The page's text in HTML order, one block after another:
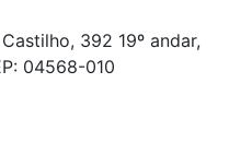
392 19º andar,
04568-010